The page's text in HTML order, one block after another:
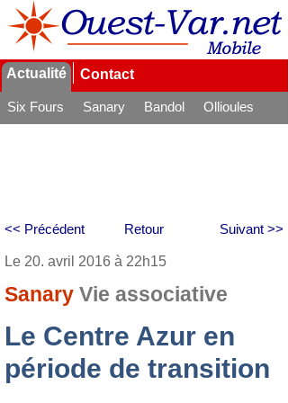
Actualité Contact
Six Fours Sanary Bandol
Ollioules
Retour
<< Précédent Suivant >>
Le 20. avril 2016 à 22h15
Sanary Vie associative
Le Centre Azur en
période de transition